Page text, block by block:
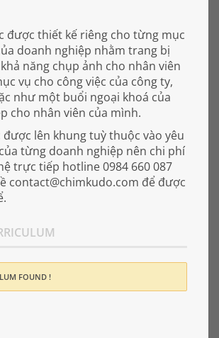
được thiết kế riêng cho từng mục
doanh nghiệp nhằm trang bị
năng chụp ảnh cho nhân viên
vụ cho công việc của công ty,
như một buổi ngoại khoá của
cho nhân viên của mình.
được lên khung tuỳ thuộc vào yêu
từng doanh nghiệp nên chi phí
trực tiếp hotline 0984 660 087
contact@chimkudo.com để được
FOUND !